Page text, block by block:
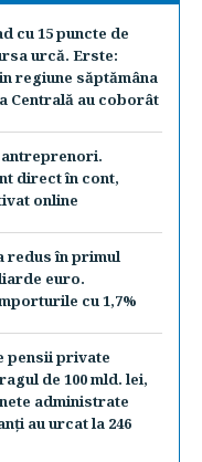
cu 15 puncte de
urcă. Erste:
regiune săptămâna
Centrală au coborât
antreprenori.
direct în cont,
online
redus în primul
euro.
cu 1,7%
pensii private
de 100 mld. lei,
administrate
au urcat la 246